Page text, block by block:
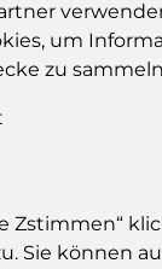
um
zu
Zstimmen“
Sie können